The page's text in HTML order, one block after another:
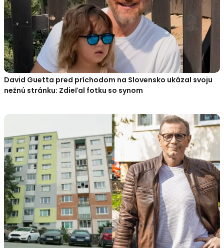
David Guetta pred príchodom na Slovensko ukázal svoju
nežnú stránku: Zdieľal fotku so synom